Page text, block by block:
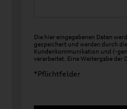
Die hier eingegebenen Daten
gespeichert und werden durch
Kundenkommunikation und (-
verarbeitet. Eine Weitergabe der
*Pflichtfelder